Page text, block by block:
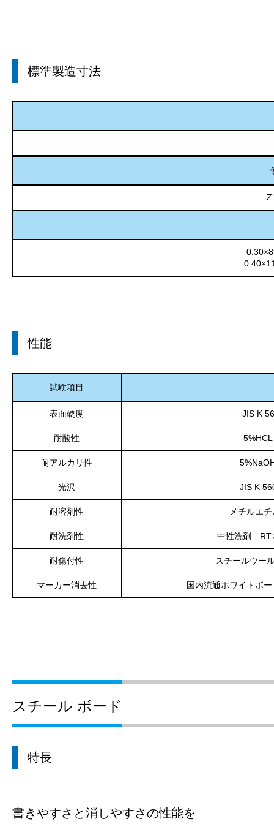
標準製造寸法
性能
試験項目
表面硬度 JIS K
耐酸性
耐アルカリ性
光沢 JIS K
耐溶剤性 メチルエ
耐洗剤性 中性洗剤
耐傷付性 スチールウ
マーカー消去性 国内流通ホワイトボ
スチール ボード
特長
書きやすさと消しやすさの性能を